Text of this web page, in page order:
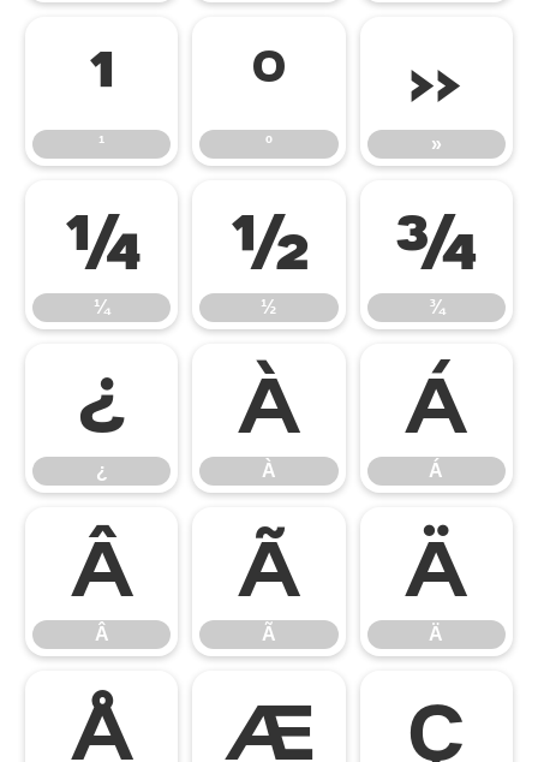
¹
¹
º
º
»
»
¼
¼
½
½
¾
¾
¿
¿
À
À
Á
Á
Â
Â
Ã
Ã
Ä
Ä
Å Æ Ç